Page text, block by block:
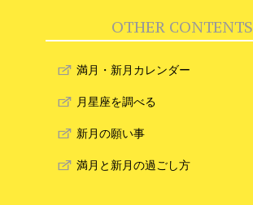
OTHER CONTENTS
満月・新月カレンダー
月星座を調べる
新月の願い事
満月と新月の過ごし方